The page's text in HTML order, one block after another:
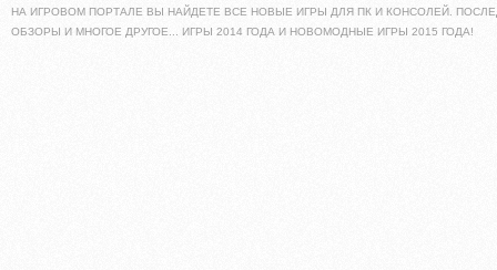
НА ИГРОВОМ ПОРТАЛЕ ВЫ НАЙДЕТЕ ВСЕ НОВЫЕ ИГРЫ ДЛЯ ПК И КОНСОЛЕЙ.
ОБЗОРЫ И МНОГОЕ ДРУГОЕ... ИГРЫ 2014 ГОДА И НОВОМОДНЫЕ ИГРЫ 2015 ГОДА!